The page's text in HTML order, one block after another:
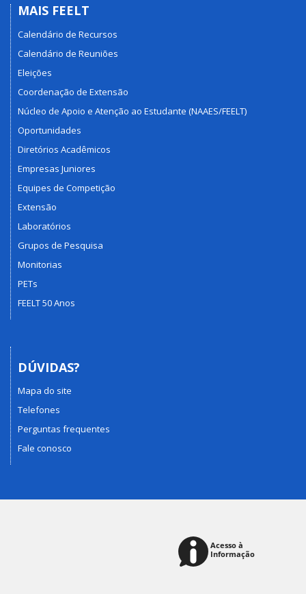
MAIS FEELT
Calendário de Recursos
Calendário de Reuniões
Eleições
Coordenação de Extensão
Núcleo de Apoio e Atenção ao Estudante (NAAES/FEELT)
Oportunidades
Diretórios Acadêmicos
Empresas Juniores
Equipes de Competição
Extensão
Laboratórios
Grupos de Pesquisa
Monitorias
PETs
FEELT 50 Anos
DÚVIDAS?
Mapa do site
Telefones
Perguntas frequentes
Fale conosco